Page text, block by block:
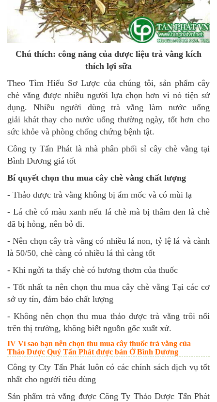
Chú thích: công năng của dược liệu trà vằng kích
thích lợi sữa
Theo Tìm Hiểu Sơ Lược của chúng tôi, sản phẩm cây
chè vằng được nhiều người lựa chọn hơn vì nó tiện sử
dụng. Nhiều người dùng trà vằng làm nước uống
giải khát thay cho nước uống thường ngày, tốt hơn cho
sức khỏe và phòng chống chứng bệnh tật.
Công ty Tấn Phát là nhà phân phối sỉ cây chè vằng tại
Bình Dương giá tốt
Bí quyết chọn thu mua cây chè vằng chất lượng
- Thảo dược trà vằng không bị ẩm mốc và có mùi lạ
- Lá chè có màu xanh nếu lá chè mà bị thâm đen là chè
đã bị hỏng, nên bỏ đi.
- Nên chọn cây trà vằng có nhiều lá non, tỷ lệ lá và cành
là 50/50, chè càng có nhiều lá thì càng tốt
- Khi ngửi ta thấy chè có hương thơm của thuốc
- Tốt nhất ta nên chọn thu mua cây chè vằng Tại các cơ
sở uy tín, đảm bảo chất lượng
- Không nên chọn thu mua thảo dược trà vằng trôi nổi
trên thị trường, không biết nguồn gốc xuất xứ.
IV Vì sao bạn nên chọn thu mua cây thuốc trà vằng của
Thảo Dược Quý Tấn Phát được bán Ở Bình Dương
Công ty Cty Tấn Phát luôn có các chính sách dịch vụ tốt
nhất cho người tiêu dùng
Sản phẩm trà vằng được Công Ty Thảo Dược Tấn Phát